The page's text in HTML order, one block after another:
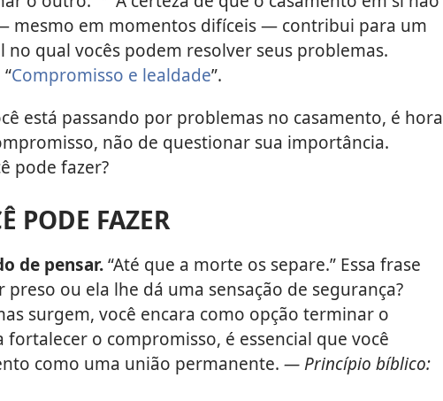
mesmo em momentos difíceis — contribui para um
no qual vocês podem resolver seus problemas.
Compromisso e lealdade”.
está passando por problemas no casamento, é hora
não de questionar sua importância.
pode fazer?
PODE FAZER
de pensar.“Até que a morte os separe.” Essa frase
preso ou ela lhe dá uma sensação de segurança?
surgem, você encara como opção terminar o
fortalecer o compromisso, é essencial que você
como uma união permanente. — Princípio bíblico: